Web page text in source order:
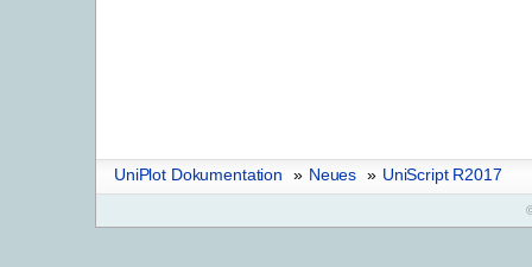
UniPlot Dokumentation » Neues » UniScript R2017